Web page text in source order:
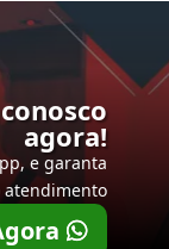
agora!
e garanta